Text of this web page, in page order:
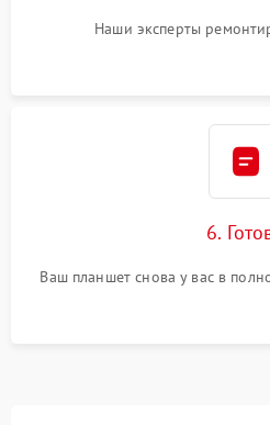
Наши эксперты
6.
Ваш планшет снова у вас в